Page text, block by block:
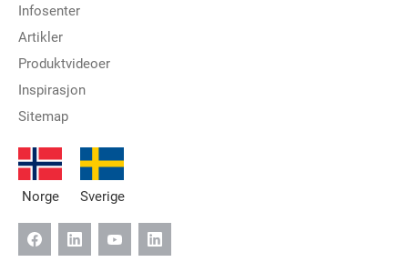
Infosenter
Artikler
Produktvideoer
Inspirasjon
Sitemap
Norge Sverige